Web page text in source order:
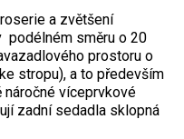
a zvětšení
podélném směru o 20
prostoru o
stropu), a to především
náročné víceprvkové
zadní sedadla sklopná